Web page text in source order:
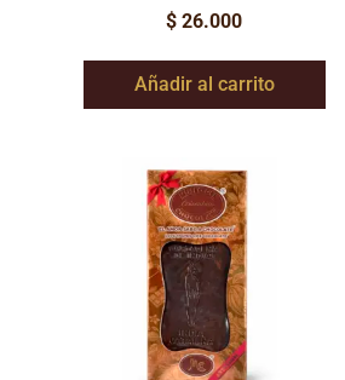
$ 26.000
Añadir al carrito